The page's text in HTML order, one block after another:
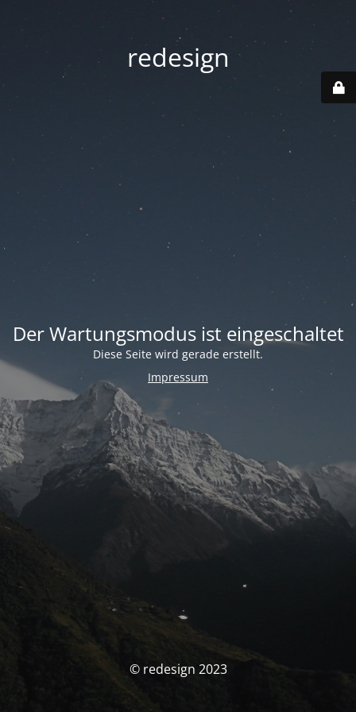
redesign
Der Wartungsmodus ist eingeschaltet
Diese Seite wird gerade erstellt.
Impressum
© redesign 2023